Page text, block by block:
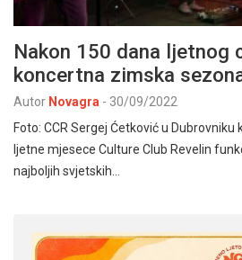
Nakon 150 dana ljetnog
koncertna zimska
Autor Novagra - 30/09/2022
Foto: CCR Sergej Ćetković u
ljetne mjesece Culture Club Revelin
najboljih svjetskih…